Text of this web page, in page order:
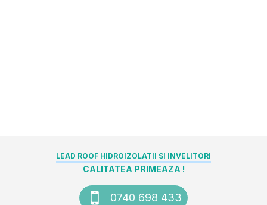
LEAD ROOF HIDROIZOLATII SI INVELITORI
CALITATEA PRIMEAZA !
0740 698 433